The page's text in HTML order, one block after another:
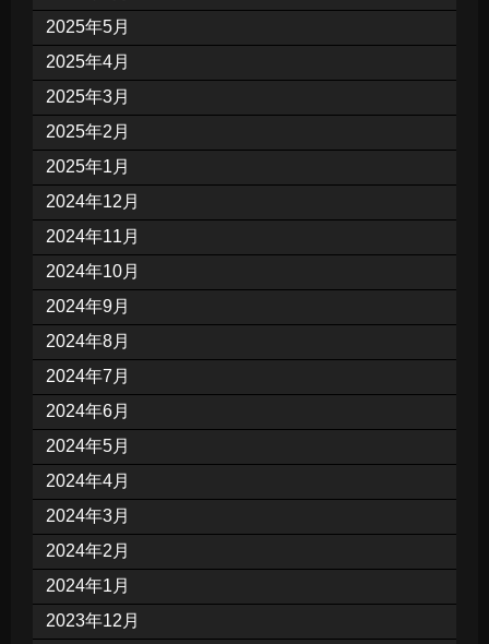
2025年5月
2025年4月
2025年3月
2025年2月
2025年1月
2024年12月
2024年11月
2024年10月
2024年9月
2024年8月
2024年7月
2024年6月
2024年5月
2024年4月
2024年3月
2024年2月
2024年1月
2023年12月